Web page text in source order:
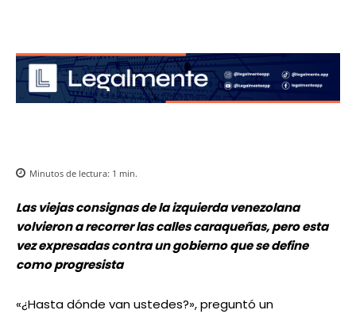
Minutos de lectura: 1 min.
Las viejas consignas de la izquierda venezolana
volvieron a recorrer las calles caraqueñas, pero esta
vez expresadas contra un gobierno que se define
como progresista
«¿Hasta dónde van ustedes?», preguntó un